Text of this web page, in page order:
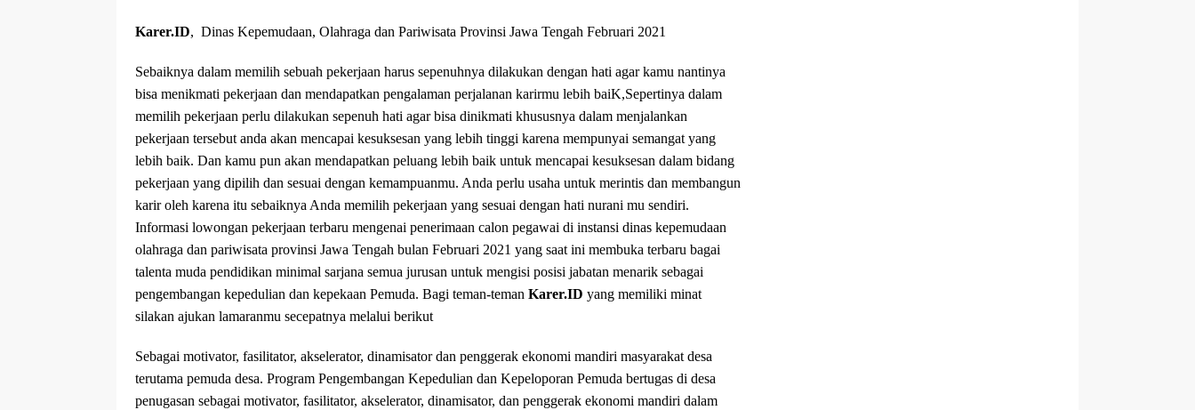
Karer.ID, Dinas Kepemudaan, Olahraga dan Pariwisata Provinsi Jawa Tengah Februari 2021
Sebaiknya dalam memilih sebuah pekerjaan harus sepenuhnya dilakukan dengan hati agar kamu nantinya
bisa menikmati pekerjaan dan mendapatkan pengalaman perjalanan karirmu lebih baiK,Sepertinya dalam
memilih pekerjaan perlu dilakukan sepenuh hati agar bisa dinikmati khususnya dalam menjalankan
pekerjaan tersebut anda akan mencapai kesuksesan yang lebih tinggi karena mempunyai semangat yang
lebih baik. Dan kamu pun akan mendapatkan peluang lebih baik untuk mencapai kesuksesan dalam bidang
pekerjaan yang dipilih dan sesuai dengan kemampuanmu. Anda perlu usaha untuk merintis dan membangun
karir oleh karena itu sebaiknya Anda memilih pekerjaan yang sesuai dengan hati nurani mu sendiri.
Informasi lowongan pekerjaan terbaru mengenai penerimaan calon pegawai di instansi dinas kepemudaan
olahraga dan pariwisata provinsi Jawa Tengah bulan Februari 2021 yang saat ini membuka terbaru bagai
talenta muda pendidikan minimal sarjana semua jurusan untuk mengisi posisi jabatan menarik sebagai
pengembangan kepedulian dan kepekaan Pemuda. Bagi teman-teman Karer.ID yang memiliki minat
silakan ajukan lamaranmu secepatnya melalui berikut
Sebagai motivator, fasilitator, akselerator, dinamisator dan penggerak ekonomi mandiri masyarakat desa
terutama pemuda desa. Program Pengembangan Kepedulian dan Kepeloporan Pemuda bertugas di desa
penugasan sebagai motivator, fasilitator, akselerator, dinamisator, dan penggerak ekonomi mandiri dalam